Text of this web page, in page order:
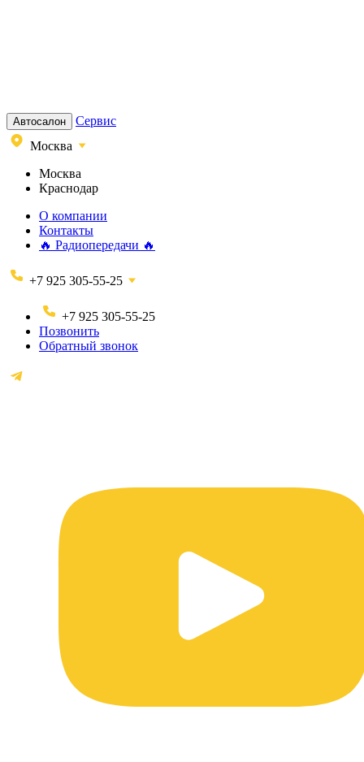
Автосалон
Сервис
Москва
Москва
Краснодар
О компании
Контакты
🔥 Радиопередачи 🔥
+7 925 305-55-25
+7 925 305-55-25
Позвонить
Обратный звонок